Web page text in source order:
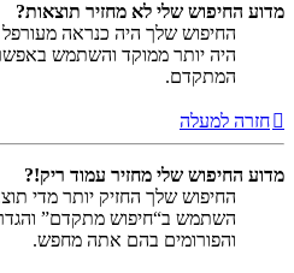
מדוע החיפוש שלי לא מחזיר תוצאות?
החיפוש שלך היה כנראה מעורפל
היה יותר ממוקד והשתמש
המתקדם.
חזרה למעלה
מדוע החיפוש שלי מחזיר עמוד ריק!?
החיפוש שלך החזיק יותר מדי
השתמש ב“חיפוש מתקדם”
והפורומים בהם אתה מחפש.